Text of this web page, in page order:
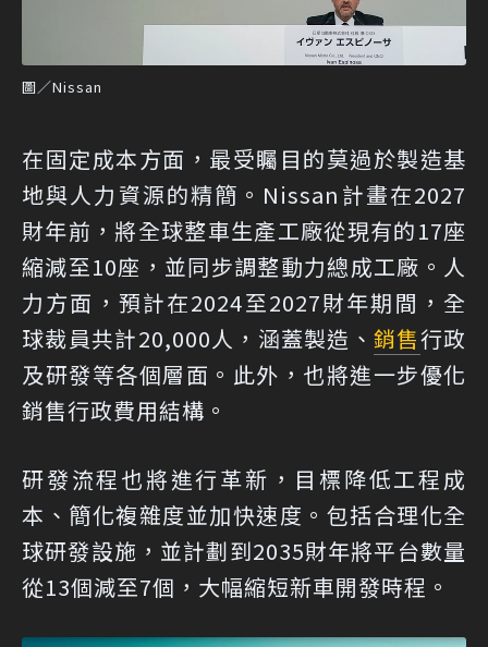
圖／Nissan
在固定成本方面，最受矚目的莫過於製造基
地與人力資源的精簡。Nissan計畫在2027
財年前，將全球整車生產工廠從現有的17座
縮減至10座，並同步調整動力總成工廠。人
力方面，預計在2024至2027財年期間，全
球裁員共計20,000人，涵蓋製造、銷售行政
及研發等各個層面。此外，也將進一步優化
銷售行政費用結構。
研發流程也將進行革新，目標降低工程成
本、簡化複雜度並加快速度。包括合理化全
球研發設施，並計劃到2035財年將平台數量
從13個減至7個，大幅縮短新車開發時程。